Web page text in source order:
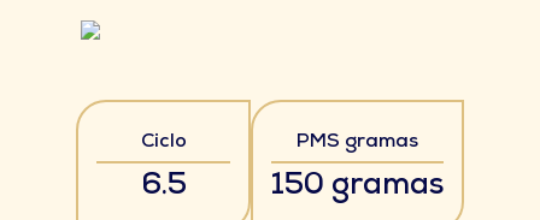
Ciclo
6.5
PMS gramas
150 gramas